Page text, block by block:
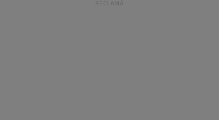
RECLAMĂ